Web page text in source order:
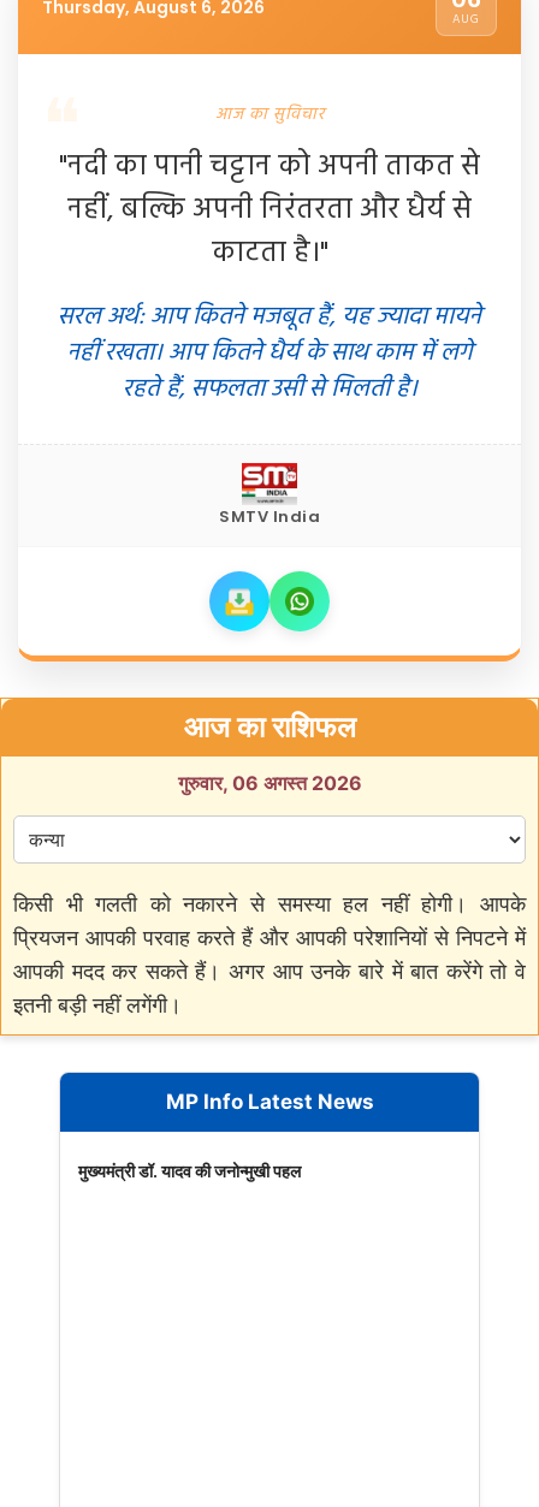
Thursday, August 6, 2026 AUG
आज का सुविचार
"नदी का पानी चट्टान को अपनी ताकत से
नहीं, बल्कि अपनी निरंतरता और धैर्य से
काटता है।"
सरल अर्थ: आप कितने मजबूत हैं, यह ज्यादा मायने
नहीं रखता। आप कितने धैर्य के साथ काम में लगे
रहते हैं, सफलता उसी से मिलती है।
SMTV India
आज का राशिफल
गुरुवार, 06 अगस्त 2026
किसी भी गलती को नकारने से समस्या हल नहीं होगी। आपके
प्रियजन आपकी परवाह करते हैं और आपकी परेशानियों से निपटने में
आपकी मदद कर सकते हैं। अगर आप उनके बारे में बात करेंगे तो वे
इतनी बड़ी नहीं लगेंगी।
MP Info Latest News
मुख्यमंत्री डॉ. यादव की जनोन्मुखी पहल